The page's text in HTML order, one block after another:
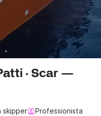
· Scar —
skipper
Professionista